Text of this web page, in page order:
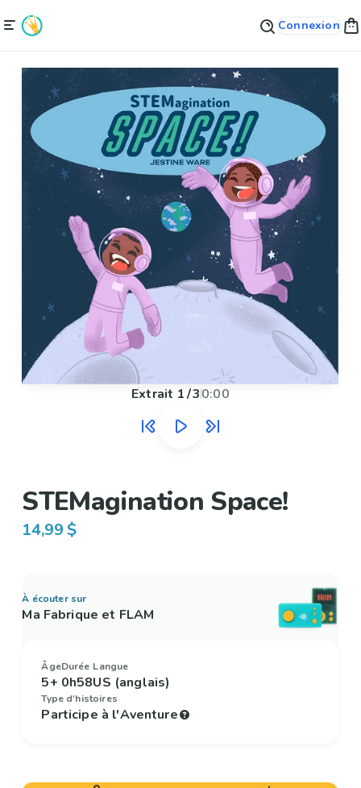
Connexion
Extrait 1/30:00
STEMagination Space!
14,99 $
À écouter sur
Ma Fabrique et FLAM
Âge
5+
Durée
0h58
Langue
US (anglais)
Type d'histoires
Participe à l'Aventure